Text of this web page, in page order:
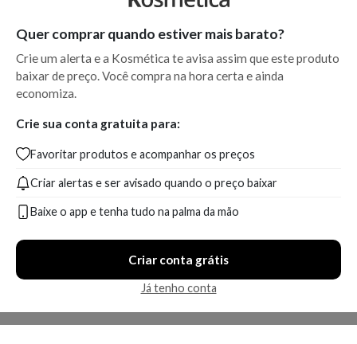
Quer comprar quando estiver mais barato?
Crie um alerta e a Kosmética te avisa assim que este produto
baixar de preço. Você compra na hora certa e ainda
economiza.
Crie sua conta gratuita para:
Favoritar produtos e acompanhar os preços
Criar alertas e ser avisado quando o preço baixar
Baixe o app e tenha tudo na palma da mão
Criar conta grátis
Já tenho conta